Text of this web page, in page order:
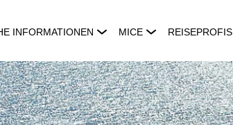
INFORMATIONEN MICE REISEPROFIS